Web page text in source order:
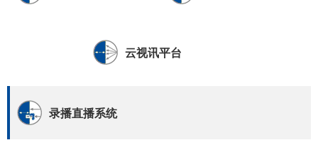
云视讯平台
录播直播系统